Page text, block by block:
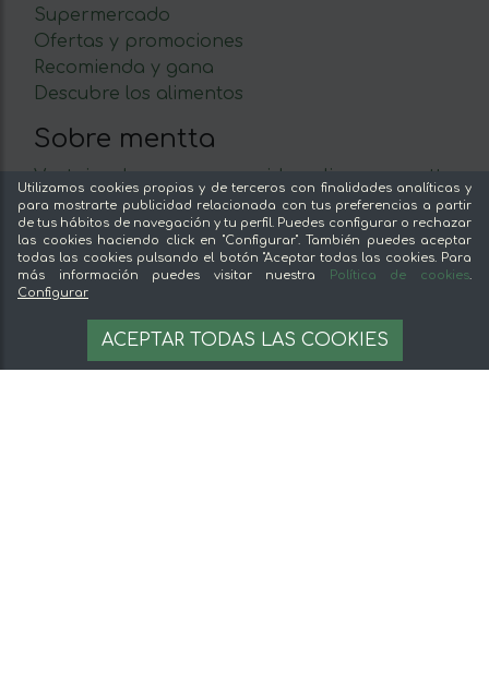
19,79 €
Supermercado
Ofertas y promociones
Recomienda y gana
Descubre los alimentos
Sobre mentta
Ventajas de comprar comida online en mentta
Conoce mentta
Blog de mentta
Vende en mentta
Fidelización
Legal
Utilizamos cookies propias y de terceros con finalidades analíticas y
para mostrarte publicidad relacionada con tus preferencias a partir
de tus hábitos de navegación y tu perfil. Puedes configurar o rechazar
las cookies haciendo click en "Configurar". También puedes aceptar
todas las cookies pulsando el botón "Aceptar todas las cookies. Para
más información puedes visitar nuestra
Política de cookies.
Configurar
ACEPTAR TODAS LAS COOKIES